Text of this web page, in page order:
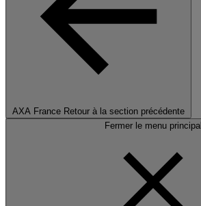
AXA France Retour à la section précédente
Fermer le menu principal